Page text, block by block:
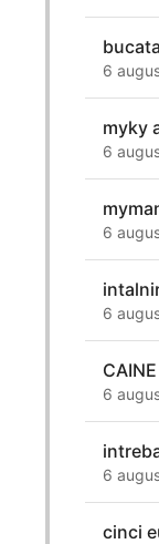
6
myky
6
6
6
CAINE
6
6
cinci